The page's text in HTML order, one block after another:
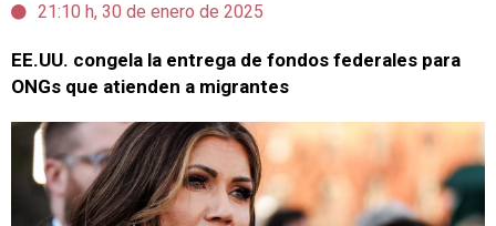
21:10 h, 30 de enero de 2025
EE.UU. congela la entrega de fondos federales para
ONGs que atienden a migrantes